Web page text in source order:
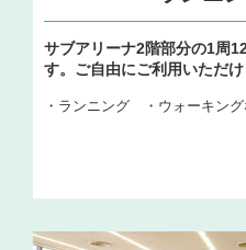
サブアリーナ2階部分の1周
す。ご自由にご利用いただけ
・ランニング ・ウォーキン